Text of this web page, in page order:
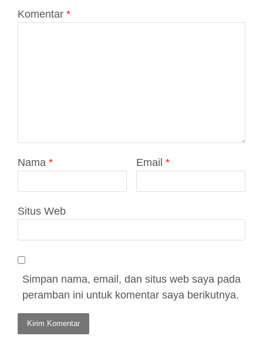
Komentar *
Nama * Email *
Situs Web
Simpan nama, email, dan situs web saya pada
peramban ini untuk komentar saya berikutnya.